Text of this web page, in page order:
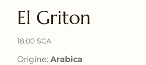
El Griton
Prix
18,00 $CA
Origine: Arabica